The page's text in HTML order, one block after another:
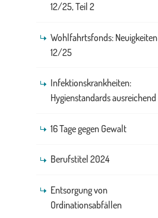
12/25, Teil 2
Wohlfahrtsfonds: Neuigkeiten
12/25
Infektionskrankheiten:
Hygienstandards ausreichend
16 Tage gegen Gewalt
Berufstitel 2024
Entsorgung von
Ordinationsabfällen